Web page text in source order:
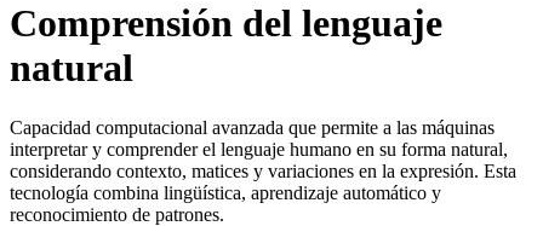
Comprensión del lenguaje
natural
Capacidad computacional avanzada que permite a las máquinas
interpretar y comprender el lenguaje humano en su forma natural,
considerando contexto, matices y variaciones en la expresión. Esta
tecnología combina lingüística, aprendizaje automático y
reconocimiento de patrones.